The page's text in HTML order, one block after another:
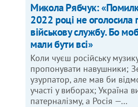
Микола Рябчук:
2022 році не оголосила
військову службу. Бо
мали бути всі»
Коли чуєш російську
пропонувати навушники;
узурпатор, але мав би
участі у виборах; Україна
патерналізму, а Росія —…